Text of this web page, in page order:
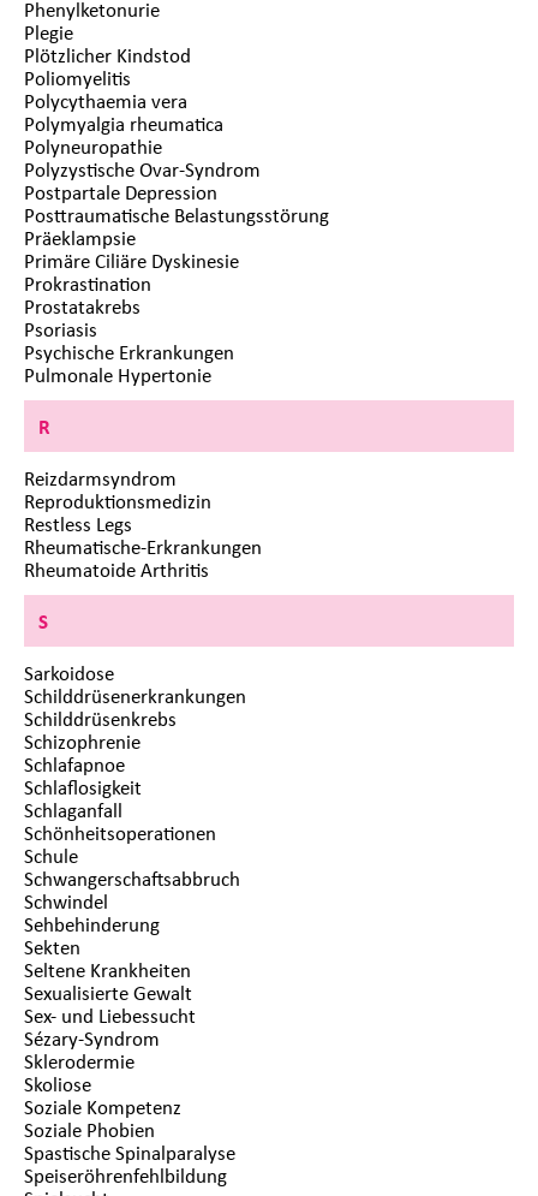
Phenylketonurie
Plegie
Plötzlicher Kindstod
Poliomyelitis
Polycythaemia vera
Polymyalgia rheumatica
Polyneuropathie
Polyzystische Ovar-Syndrom
Postpartale Depression
Posttraumatische Belastungsstörung
Präeklampsie
Primäre Ciliäre Dyskinesie
Prokrastination
Prostatakrebs
Psoriasis
Psychische Erkrankungen
Pulmonale Hypertonie
R
Reizdarmsyndrom
Reproduktionsmedizin
Restless Legs
Rheumatische-Erkrankungen
Rheumatoide Arthritis
S
Sarkoidose
Schilddrüsenerkrankungen
Schilddrüsenkrebs
Schizophrenie
Schlafapnoe
Schlaflosigkeit
Schlaganfall
Schönheitsoperationen
Schule
Schwangerschaftsabbruch
Schwindel
Sehbehinderung
Sekten
Seltene Krankheiten
Sexualisierte Gewalt
Sex- und Liebessucht
Sézary-Syndrom
Sklerodermie
Skoliose
Soziale Kompetenz
Soziale Phobien
Spastische Spinalparalyse
Speiseröhrenfehlbildung